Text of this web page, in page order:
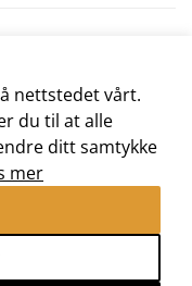
nettstedet vårt.
du til at alle
ditt samtykke
mer